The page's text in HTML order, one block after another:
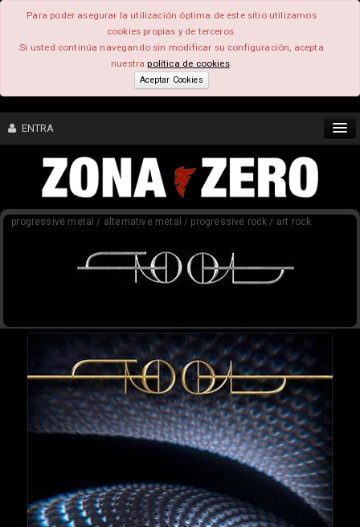
Para poder asegurar la utilización óptima de este sitio utilizamos
cookies propias y de terceros.
Si usted continúa navegando sin modificar su configuración, acepta
nuestrapolítica de cookies.
Aceptar Cookies
ENTRA
CONTENIDO
COMUNIDAD
FEEEDBACK
progressive metal / alternative metal / progressive rock / art rock